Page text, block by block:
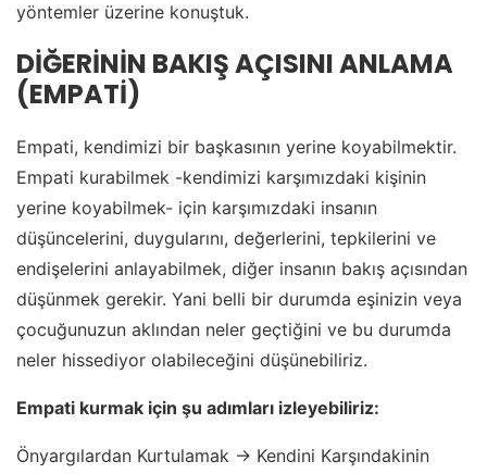
yöntemler üzerine konuştuk.
DİĞERİNİN BAKIŞ AÇISINI ANLAMA
(EMPATİ)
Empati, kendimizi bir başkasının yerine koyabilmektir.
Empati kurabilmek -kendimizi karşımızdaki kişinin
yerine koyabilmek- için karşımızdaki insanın
düşüncelerini, duygularını, değerlerini, tepkilerini ve
endişelerini anlayabilmek, diğer insanın bakış açısından
düşünmek gerekir. Yani belli bir durumda eşinizin veya
çocuğunuzun aklından neler geçtiğini ve bu durumda
neler hissediyor olabileceğini düşünebiliriz.
Empati kurmak için şu adımları izleyebiliriz:
Önyargılardan Kurtulamak -> Kendini Karşındakinin